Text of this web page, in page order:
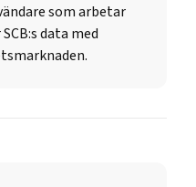
som arbetar
data med